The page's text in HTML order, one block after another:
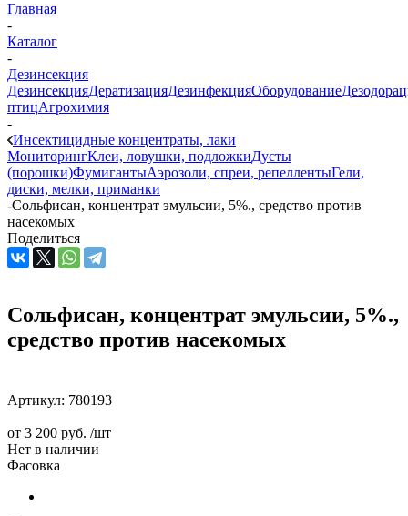
Главная
-
Каталог
-
Дезинсекция
ДезинсекцияДератизацияДезинфекцияОборудование
птицАгрохимия
-
Инсектицидные концентраты, лаки
МониторингКлеи, ловушки, подложкиДусты
(порошки)ФумигантыАэрозоли, спреи, репеллентыГели,
диски, мелки, приманки
-Сольфисан, концентрат эмульсии, 5%., средство против
насекомых
Поделиться
Сольфисан, концентрат эмульсии, 5%.,
средство против насекомых
Артикул: 780193
от 3 200 руб. /шт
Нет в наличии
Фасовка